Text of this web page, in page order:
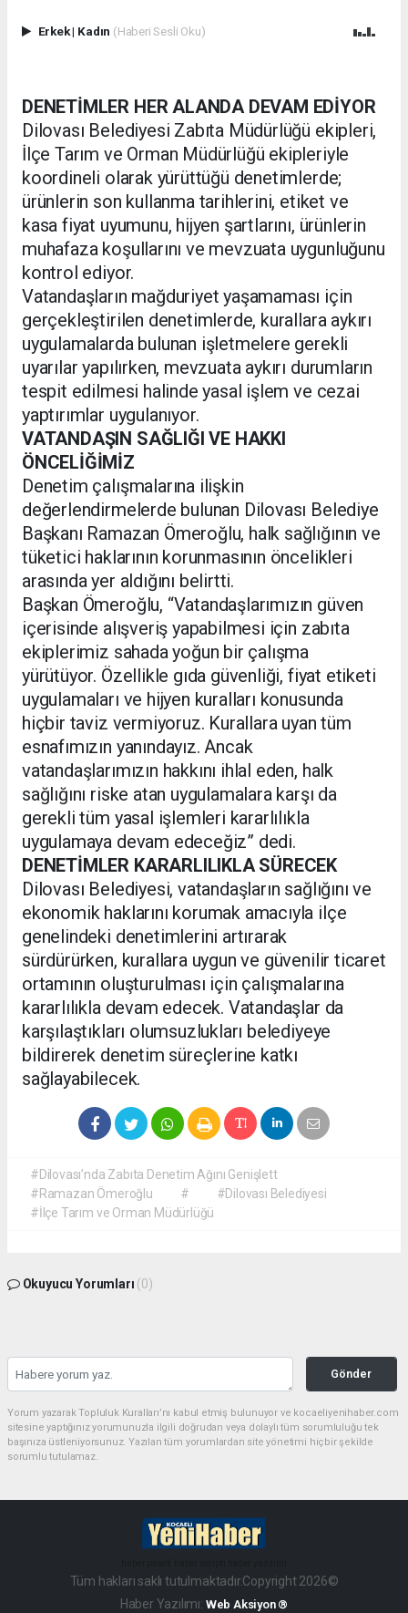
Erkek| Kadın (Haberi Sesli Oku)
DENETİMLER HER ALANDA DEVAM EDİYOR
Dilovası Belediyesi Zabıta Müdürlüğü ekipleri,
İlçe Tarım ve Orman Müdürlüğü ekipleriyle
koordineli olarak yürüttüğü denetimlerde;
ürünlerin son kullanma tarihlerini, etiket ve
kasa fiyat uyumunu, hijyen şartlarını, ürünlerin
muhafaza koşullarını ve mevzuata uygunluğunu
kontrol ediyor.
Vatandaşların mağduriyet yaşamaması için
gerçekleştirilen denetimlerde, kurallara aykırı
uygulamalarda bulunan işletmelere gerekli
uyarılar yapılırken, mevzuata aykırı durumların
tespit edilmesi halinde yasal işlem ve cezai
yaptırımlar uygulanıyor.
VATANDAŞIN SAĞLIĞI VE HAKKI
ÖNCELİĞİMİZ
Denetim çalışmalarına ilişkin
değerlendirmelerde bulunan Dilovası Belediye
Başkanı Ramazan Ömeroğlu, halk sağlığının ve
tüketici haklarının korunmasının öncelikleri
arasında yer aldığını belirtti.
Başkan Ömeroğlu, “Vatandaşlarımızın güven
içerisinde alışveriş yapabilmesi için zabıta
ekiplerimiz sahada yoğun bir çalışma
yürütüyor. Özellikle gıda güvenliği, fiyat etiketi
uygulamaları ve hijyen kuralları konusunda
hiçbir taviz vermiyoruz. Kurallara uyan tüm
esnafımızın yanındayız. Ancak
vatandaşlarımızın hakkını ihlal eden, halk
sağlığını riske atan uygulamalara karşı da
gerekli tüm yasal işlemleri kararlılıkla
uygulamaya devam edeceğiz” dedi.
DENETİMLER KARARLILIKLA SÜRECEK
Dilovası Belediyesi, vatandaşların sağlığını ve
ekonomik haklarını korumak amacıyla ilçe
genelindeki denetimlerini artırarak
sürdürürken, kurallara uygun ve güvenilir ticaret
ortamının oluşturulması için çalışmalarına
kararlılıkla devam edecek. Vatandaşlar da
karşılaştıkları olumsuzlukları belediyeye
bildirerek denetim süreçlerine katkı
sağlayabilecek.
#Dilovası’nda Zabıta Denetim Ağını Genişlett
#Ramazan Ömeroğlu
#
#Dilovası Belediyesi
#İlçe Tarım ve Orman Müdürlüğü
Okuyucu Yorumları (0)
Gönder
Yorum yazarak Topluluk Kuralları’nı kabul etmiş bulunuyor ve kocaeliyenihaber.com
sitesine yaptığınız yorumunuzla ilgili doğrudan veya dolaylı tüm sorumluluğu tek
başınıza üstleniyorsunuz. Yazılan tüm yorumlardan site yönetimi hiçbir şekilde
sorumlu tutulamaz.
Tüm hakları saklı tutulmaktadır.Copyright 2026©
Haber Yazılımı: Web Aksiyon ®